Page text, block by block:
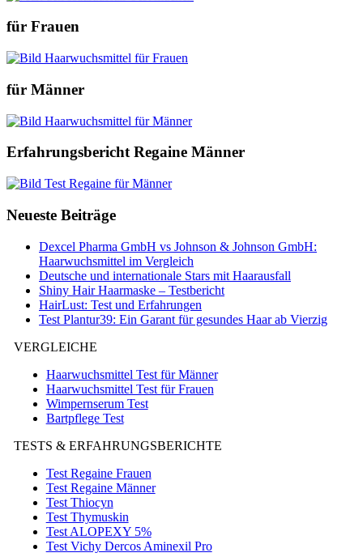
für Frauen
für Männer
Erfahrungsbericht Regaine Männer
Neueste Beiträge
Dexcel Pharma GmbH vs Johnson & Johnson GmbH:
Haarwuchsmittel im Vergleich
Deutsche und internationale Stars mit Haarausfall
Shiny Hair Haarmaske – Testbericht
HairLust: Test und Erfahrungen
Test Plantur39: Ein Garant für gesundes Haar ab Vierzig
VERGLEICHE
Haarwuchsmittel Test für Männer
Haarwuchsmittel Test für Frauen
Wimpernserum Test
Bartpflege Test
TESTS & ERFAHRUNGSBERICHTE
Test Regaine Frauen
Test Regaine Männer
Test Thiocyn
Test Thymuskin
Test ALOPEXY 5%
Test Vichy Dercos Aminexil Pro